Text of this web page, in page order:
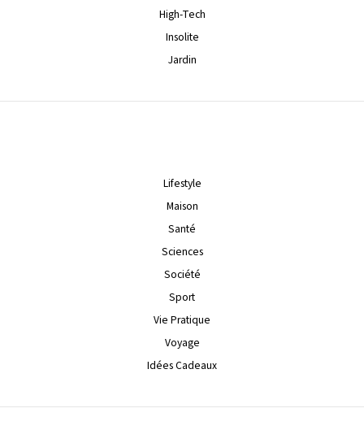
High-Tech
Insolite
Jardin
Lifestyle
Maison
Santé
Sciences
Société
Sport
Vie Pratique
Voyage
Idées Cadeaux